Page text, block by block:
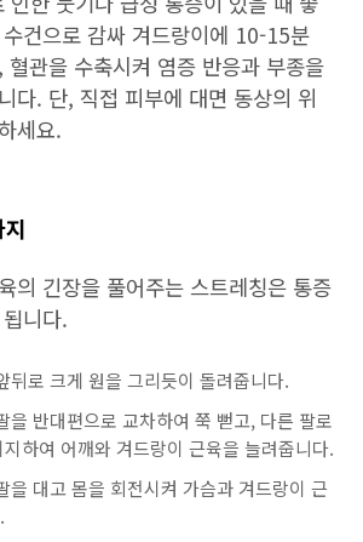
건으로 감싸 겨드랑이에 10-15분
혈관을 수축시켜 염증 반응과 부종을
다. 단, 직접 피부에 대면 동상의 위
세요.
의 긴장을 풀어주는 스트레칭은 통증
니다.
뒤로 크게 원을 그리듯이 돌려줍니다.
을 반대편으로 교차하여 쭉 뻗고, 다른 팔로
하여 어깨와 겨드랑이 근육을 늘려줍니다.
을 대고 몸을 회전시켜 가슴과 겨드랑이 근